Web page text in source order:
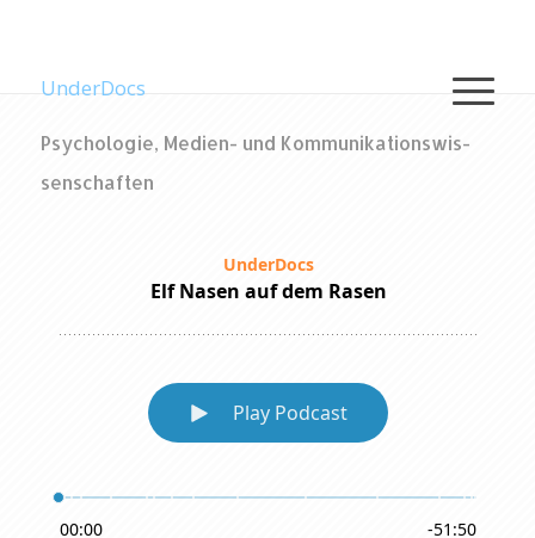
UnderDocs
Psy­cho­lo­gie, Me­di­en- und Kom­mu­ni­ka­ti­ons­wis­
sen­schaf­ten